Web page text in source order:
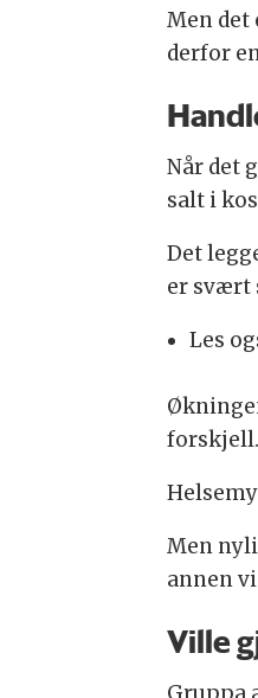
Men det
derfor
Når det
salt i
Det
er svært
Les
forskjell.
Men
annen
Ville